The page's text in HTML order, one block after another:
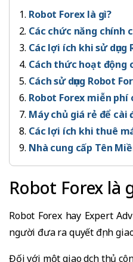
Robot Forex là gì?
Các chức năng chính
Các lợi ích khi sử
Cách thức hoạt động
Cách sử dụng Robot
Robot Forex miễn phí
Máy chủ giá rẻ để cài
Các lợi ích khi thuê
Nhà cung cấp Tên
Robot Forex là
Robot Forex hay Expert
người đưa ra quyết định
Đối với một giao dịch thủ